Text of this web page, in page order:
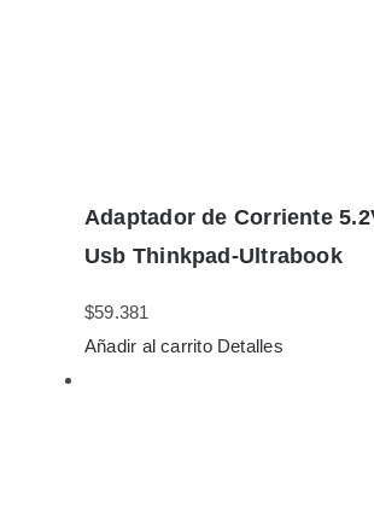
Adaptador de Corriente
Usb Thinkpad-Ultrabook
$59.381
Añadir al carrito Detalles